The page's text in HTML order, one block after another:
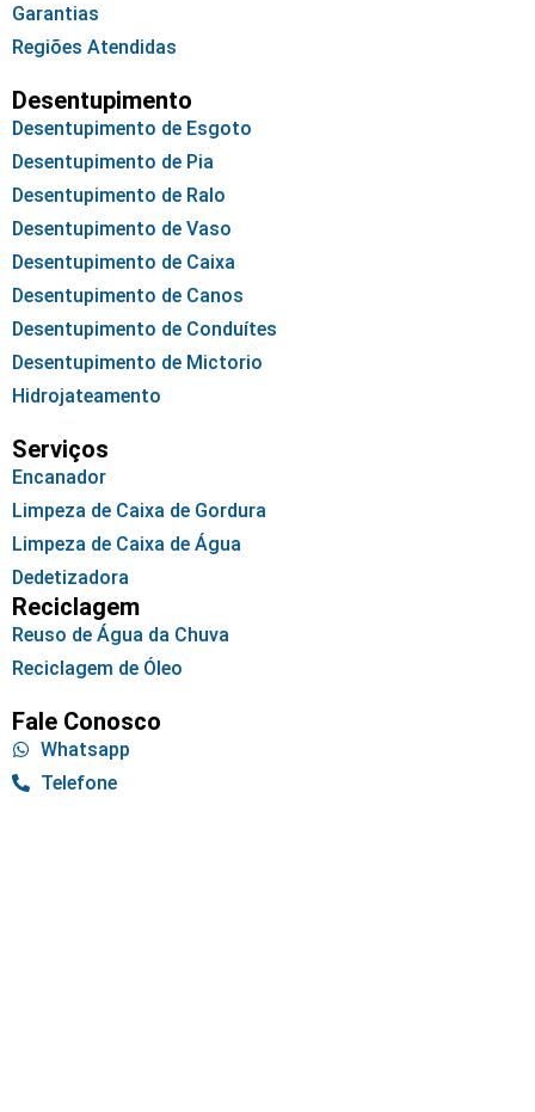
Garantias
Regiões Atendidas
Desentupimento
Desentupimento de Esgoto
Desentupimento de Pia
Desentupimento de Ralo
Desentupimento de Vaso
Desentupimento de Caixa
Desentupimento de Canos
Desentupimento de Conduítes
Desentupimento de Mictorio
Hidrojateamento
Serviços
Encanador
Limpeza de Caixa de Gordura
Limpeza de Caixa de Água
Dedetizadora
Reciclagem
Reuso de Água da Chuva
Reciclagem de Óleo
Fale Conosco
Whatsapp
Telefone